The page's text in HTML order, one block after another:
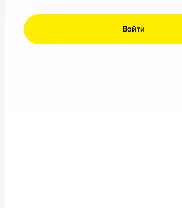
Войти